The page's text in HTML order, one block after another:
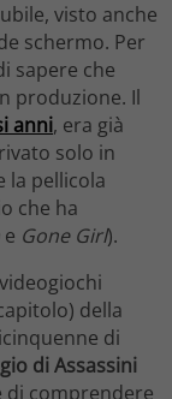
visto anche
schermo. Per
sapere che
produzione. Il
anni, era già
solo in
la pellicola
che ha
e Gone Girl).
della
di
di Assassini
di comprendere